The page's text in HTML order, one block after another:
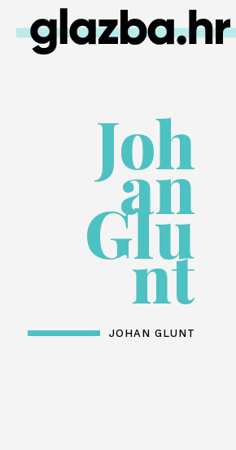
Joh
an
Glu
nt
JOHAN GLUNT